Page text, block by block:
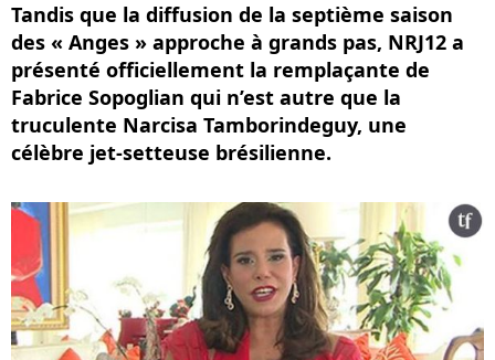
Tandis que la diffusion de la septième saison
des « Anges » approche à grands pas, NRJ12 a
présenté officiellement la remplaçante de
Fabrice Sopoglian qui n’est autre que la
truculente Narcisa Tamborindeguy, une
célèbre jet-setteuse brésilienne.